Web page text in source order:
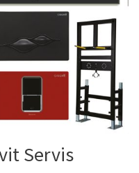
Servis